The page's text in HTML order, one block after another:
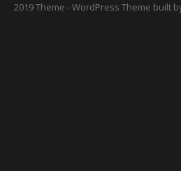
2019 Theme - WordPress Theme built